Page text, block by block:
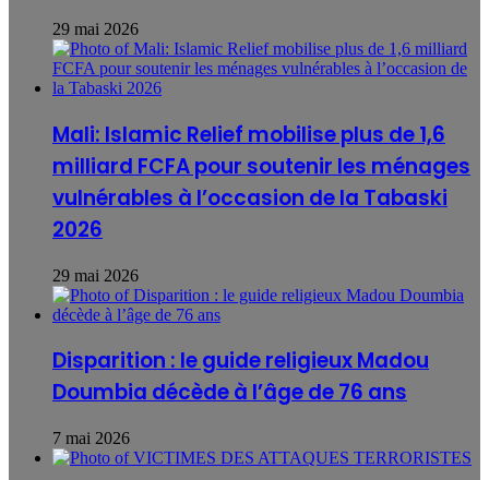
29 mai 2026
Mali: Islamic Relief mobilise plus de 1,6
milliard FCFA pour soutenir les ménages
vulnérables à l’occasion de la Tabaski
2026
29 mai 2026
Disparition : le guide religieux Madou
Doumbia décède à l’âge de 76 ans
7 mai 2026